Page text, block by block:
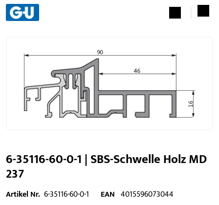
6-35116-60-0-1 | SBS-Schwelle Holz MD
237
Artikel Nr. 6-35116-60-0-1 EAN 4015596073044